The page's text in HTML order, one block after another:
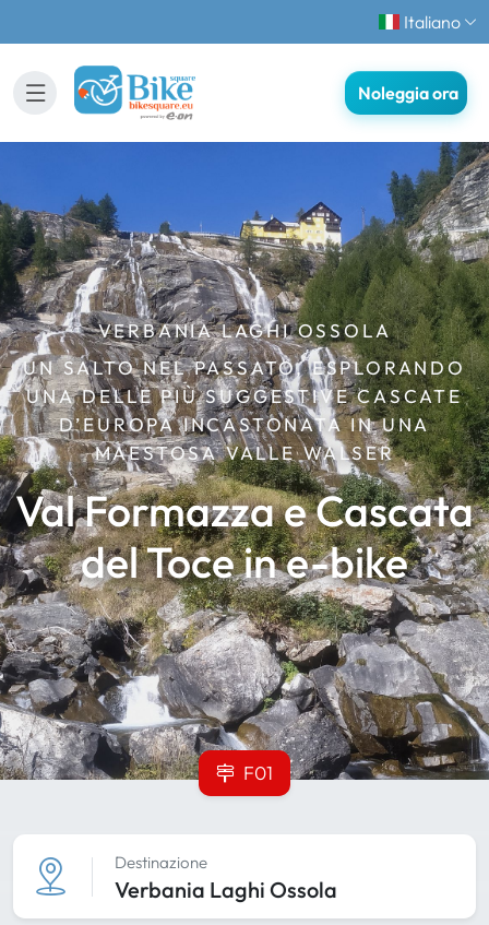
Italiano
Noleggia ora
VERBANIA LAGHI OSSOLA
UN SALTO NEL PASSATO, ESPLORANDO
UNA DELLE PIÙ SUGGESTIVE CASCATE
D’EUROPA INCASTONATA IN UNA
MAESTOSA VALLE WALSER
Val Formazza e Cascata
del Toce in e-bike
F01
Destinazione
Verbania Laghi Ossola